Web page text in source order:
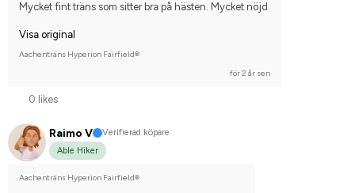
Mycket fint träns som sitter bra på hästen. Mycket nöjd.
Visa original
Aachenträns Hyperion Fairfield®
för 2 år sen
0 likes
Raimo V
Verifierad köpare
Able Hiker
Aachenträns Hyperion Fairfield®